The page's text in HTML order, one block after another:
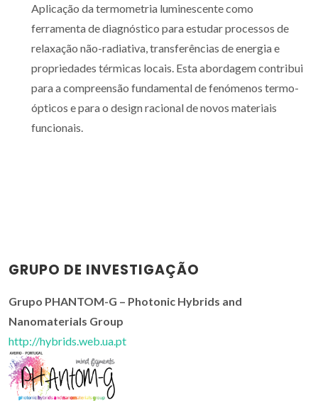
Aplicação da termometria luminescente como
ferramenta de diagnóstico para estudar processos de
relaxação não-radiativa, transferências de energia e
propriedades térmicas locais. Esta abordagem contribui
para a compreensão fundamental de fenómenos termo-
ópticos e para o design racional de novos materiais
funcionais.
GRUPO DE INVESTIGAÇÃO
Grupo PHANTOM-G – Photonic Hybrids and
Nanomaterials Group
http://hybrids.web.ua.pt